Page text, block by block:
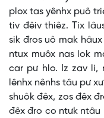
plox tas yênhx puô
tiv đêiv thiêz. Tix
sik đros uô mak
ntux muôx nas lok
car pư hlo. Iz zav li,
lênhx nênhs tâu pư
shuôk đêx, zos đêx
đêx đro co ntưk ntâu